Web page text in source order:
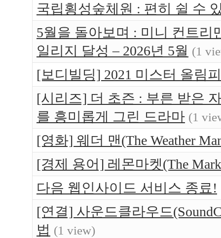
국립횡성숲체원 : 편히 쉴 수
5월을 돌아보며 : 미니 컨트리
일리지 달성 – 2026년 5월 (1
[보디빌딩] 2021 미스터 올림
[시리즈] 더 초즌 : 부른 받은
를 흥미롭게 그린 드라마 (1
[영화] 웨더 맨(The Weather
[경제 용어] 레몬마켓(The
다음 웹인사이드 서비스 종료!
[연결] 사운드클라우드
법 (1 view)